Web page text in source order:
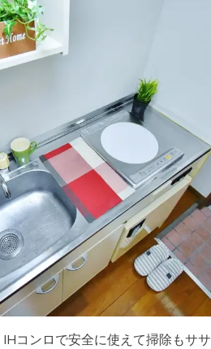
コンロで安全に使えて掃除もサ